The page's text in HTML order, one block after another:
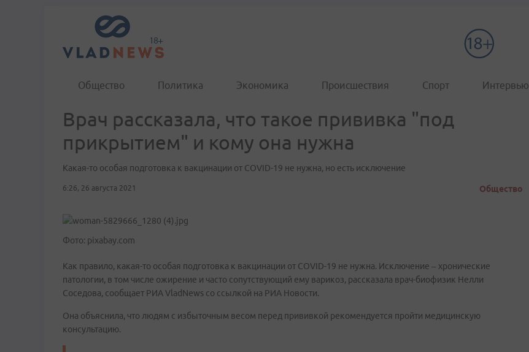
Общество Политика Экономика Происшествия Спорт Интервью
Врач рассказала, что такое прививка "под
прикрытием" и кому она нужна
Какая-то особая подготовка к вакцинации от COVID-19 не нужна, но есть исключение
6:26, 26 августа 2021 Общество
Фото: pixabay.com
Как правило, какая-то особая подготовка к вакцинации от COVID-19 не нужна. Исключение – хронические
патологии, в том числе ожирение и часто сопутствующий ему варикоз, рассказала врач-биофизик Нелли
Соседова, сообщает РИА VladNews со ссылкой на РИА Новости.
Она объяснила, что людям с избыточным весом перед прививкой рекомендуется пройти медицинскую
консультацию.